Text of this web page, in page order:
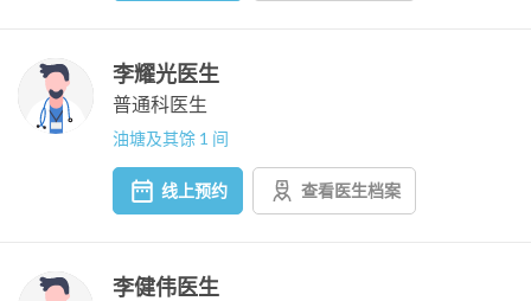
李耀光医生
普通科医生
油塘及其馀 1 间
线上预约 查看医生档案
李健伟医生